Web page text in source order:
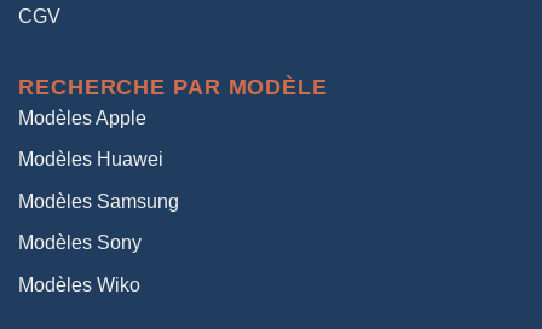
CGV
RECHERCHE PAR MODÈLE
Modèles Apple
Modèles Huawei
Modèles Samsung
Modèles Sony
Modèles Wiko